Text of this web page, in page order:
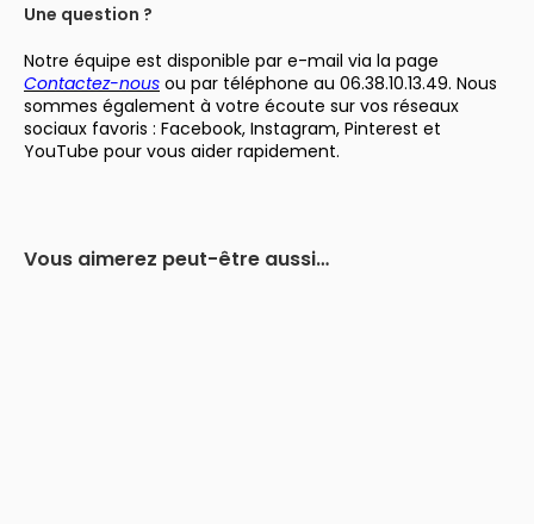
Une question ?
Notre équipe est disponible par e-mail via la page
Contactez-nous ou par téléphone au 06.38.10.13.49. Nous
sommes également à votre écoute sur vos réseaux
sociaux favoris : Facebook, Instagram, Pinterest et
YouTube pour vous aider rapidement.
Vous aimerez peut-être aussi…